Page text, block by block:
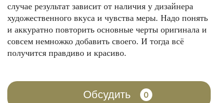
случае результат зависит от наличия у дизайнера
художественного вкуса и чувства меры. Надо понять
и аккуратно повторить основные черты оригинала и
совсем немножко добавить своего. И тогда всё
получится правдиво и красиво.
Обсудить 0